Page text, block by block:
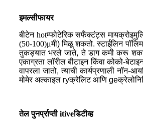
इमल्सीफायर
बीटेन hotम्फोटेरिक सर्फॅक्टंट्स
(50-100)μमी) मिळू शकतो. स्टाईलिन
तुकड्यात भरले जाते, ते डाग कमी करू
एकाग्रता लॉरील बीटाइन किंवा कोको-
वापरला जातो, त्याची कार्यप्रणाली
मोमेर अल्काइल ryक्रेलिट आणि
तेल पुनर्प्राप्ती itiveडिटीव्ह